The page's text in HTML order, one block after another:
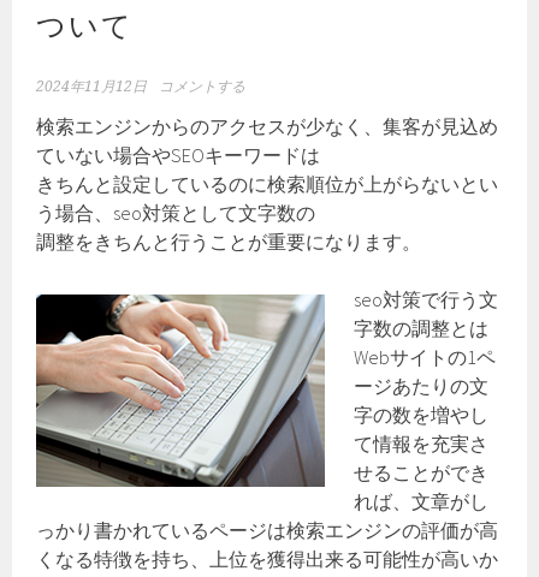
ついて
2024年11月12日 コメントする
検索エンジンからのアクセスが少なく、集客が見込め
ていない場合やSEOキーワードは
きちんと設定しているのに検索順位が上がらないとい
う場合、seo対策として文字数の
調整をきちんと行うことが重要になります。
seo対策で行う文
字数の調整とは
Webサイトの1ペ
ージあたりの文
字の数を増やし
て情報を充実さ
せることができ
れば、文章がし
っかり書かれているページは検索エンジンの評価が高
くなる特徴を持ち、上位を獲得出来る可能性が高いか